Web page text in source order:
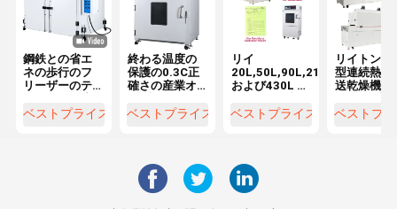
鋼鉄との省エ
ネの歩行のフ
リーザーのテ
そして湿気の
ベストプライス
終わる温度の
保護の0.3C正
確さの産業オ
ベストプライス
リイ
20L,50L,90L,210L,
および430L プ
なラボ用真空
ベストプライス
リイトンネ
型連続熱気
送乾燥機
ンベアベル
ベストプ